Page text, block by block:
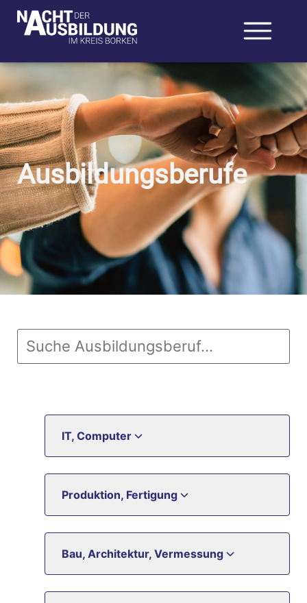
Ausbildungsberufe
IT, Computer
Produktion, Fertigung
Bau, Architektur, Vermessung